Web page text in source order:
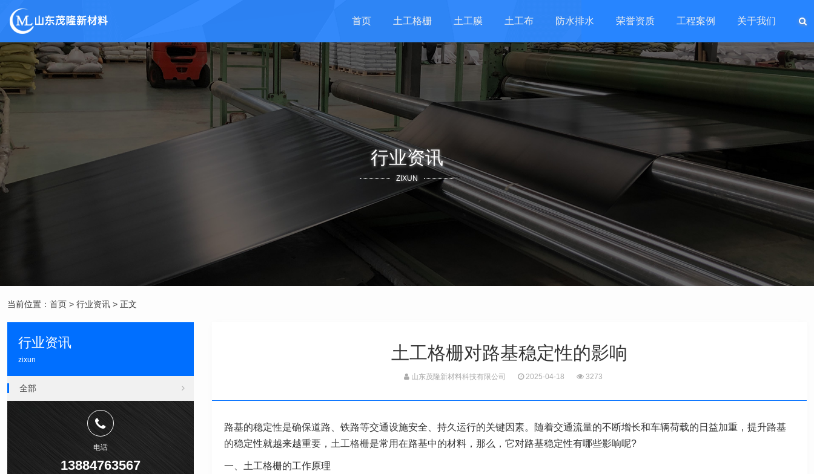
首页 土工格栅 土工膜 土工布 防水排水 荣誉资质 工程案例 关于我们
行业资讯
ZIXUN
当前位置： 首页 > 行业资讯 > 正文
土工格栅对路基稳定性的影响
山东茂隆新材料科技有限公司 2025-04-18 3273
路基的稳定性是确保道路、铁路等交通设施安全、持久运行的关键因素。随着交通流量的不断增长和车辆荷载的日益加重，提升路基
的稳定性就越来越重要， 土工格栅是常用在路基中的材料，那么，它对路基稳定性有哪些影响呢?
一、土工格栅的工作原理
行业资讯
zixun
全部
电话
13884763567